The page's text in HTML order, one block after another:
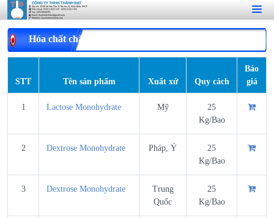
Hóa chất chăn nuôi thú y
STT Tên sản phẩm Xuất xứ Quy cách
Báo
giá
1 Lactose Monohydrate Mỹ
25
Kg/Bao
2 Dextrose Monohydrate Pháp, Ý
25
Kg/Bao
3 Dextrose Monohydrate
Trung
Quốc
25
Kg/Bao